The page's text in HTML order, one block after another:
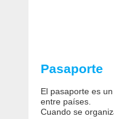
Pasaporte
El pasaporte es
entre países.
Cuando se